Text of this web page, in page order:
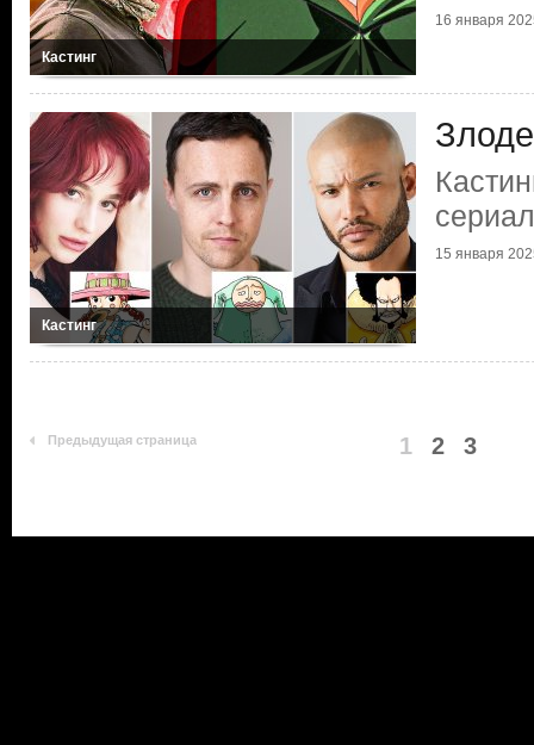
Кастинг
16 января
Кастинг
15 января
Предыдущая страница 1 2 3